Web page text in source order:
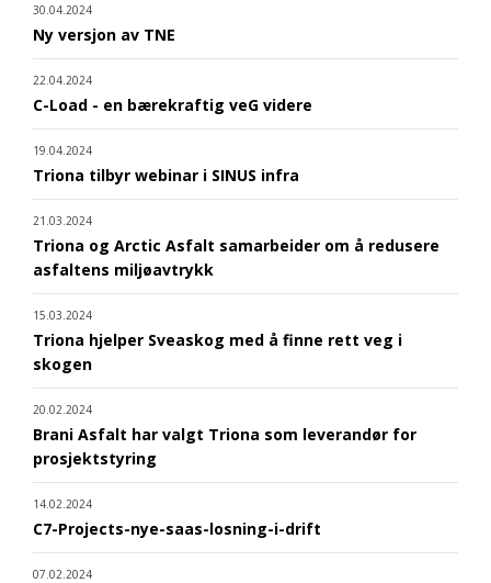
30.04.2024
Ny versjon av TNE
22.04.2024
C-Load - en bærekraftig veG videre
19.04.2024
Triona tilbyr webinar i SINUS infra
21.03.2024
Triona og Arctic Asfalt samarbeider om å redusere
asfaltens miljøavtrykk
15.03.2024
Triona hjelper Sveaskog med å finne rett veg i
skogen
20.02.2024
Brani Asfalt har valgt Triona som leverandør for
prosjektstyring
14.02.2024
C7-Projects-nye-saas-losning-i-drift
07.02.2024